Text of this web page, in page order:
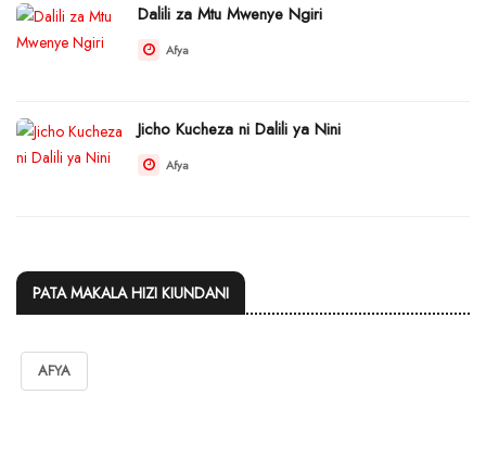
Dalili za Mtu Mwenye Ngiri
Afya
Jicho Kucheza ni Dalili ya Nini
Afya
PATA MAKALA HIZI KIUNDANI
AFYA